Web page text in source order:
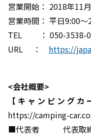
営業開始： 2018年11
営業時間： 平日9:00～
TEL ： 050-3538-
URL ： https://
<会社概要>
【キャンピン
https://camping-
■代表者 代表取締